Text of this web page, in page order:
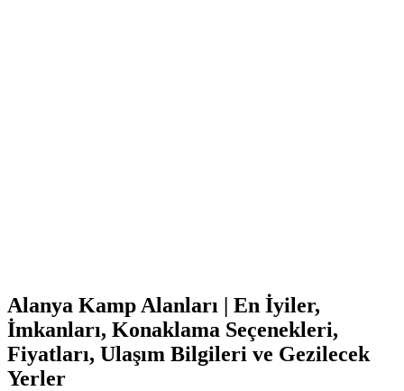
Alanya Kamp Alanları | En İyiler,
İmkanları, Konaklama Seçenekleri,
Fiyatları, Ulaşım Bilgileri ve Gezilecek
Yerler